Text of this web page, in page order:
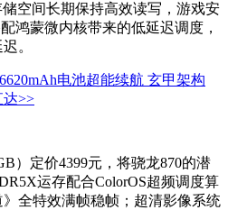
空间长期保持高效读写，游戏安
鸿蒙微内核带来的低延迟调度，
。
电池超能续航 玄甲架构
达>>
）定价4399元，将骁龙870的潜
运存配合ColorOS超频调度算
全特效满帧稳帧；超清影像系统